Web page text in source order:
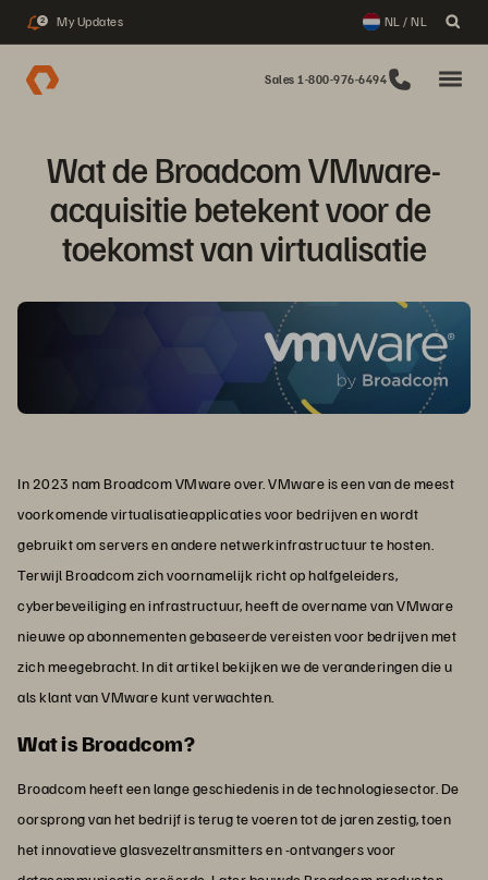
2 My Updates NL / NL
Sales 1-800-976-6494
Wat de Broadcom VMware-
acquisitie betekent voor de
toekomst van virtualisatie
In 2023 nam Broadcom VMware over. VMware is een van de meest
voorkomende virtualisatieapplicaties voor bedrijven en wordt
gebruikt om servers en andere netwerkinfrastructuur te hosten.
Terwijl Broadcom zich voornamelijk richt op halfgeleiders,
cyberbeveiliging en infrastructuur, heeft de overname van VMware
nieuwe op abonnementen gebaseerde vereisten voor bedrijven met
zich meegebracht. In dit artikel bekijken we de veranderingen die u
als klant van VMware kunt verwachten.
Wat is Broadcom?
Broadcom heeft een lange geschiedenis in de technologiesector. De
oorsprong van het bedrijf is terug te voeren tot de jaren zestig, toen
het innovatieve glasvezeltransmitters en -ontvangers voor